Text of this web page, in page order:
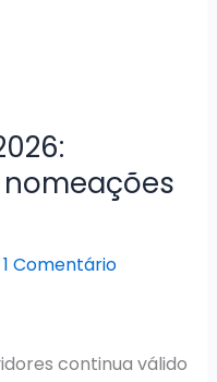
1 Comentário
continua válido